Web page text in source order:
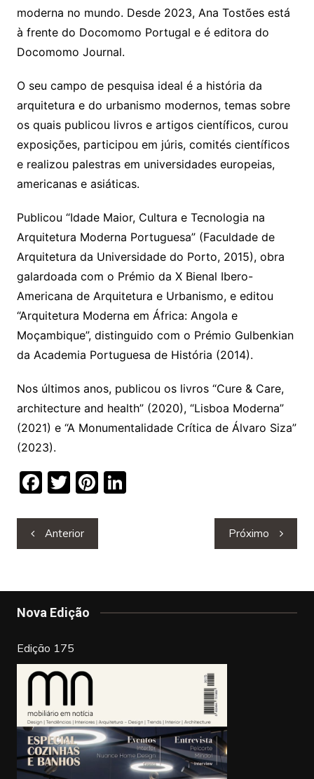
moderna no mundo. Desde 2023, Ana Tostões está
à frente do Docomomo Portugal e é editora do
Docomomo Journal.
O seu campo de pesquisa ideal é a história da
arquitetura e do urbanismo modernos, temas sobre
os quais publicou livros e artigos científicos, curou
exposições, participou em júris, comités científicos
e realizou palestras em universidades europeias,
americanas e asiáticas.
Publicou “Idade Maior, Cultura e Tecnologia na
Arquitetura Moderna Portuguesa” (Faculdade de
Arquitetura da Universidade do Porto, 2015), obra
galardoada com o Prémio da X Bienal Ibero-
Americana de Arquitetura e Urbanismo, e editou
“Arquitetura Moderna em África: Angola e
Moçambique”, distinguido com o Prémio Gulbenkian
da Academia Portuguesa de História (2014).
Nos últimos anos, publicou os livros “Cure & Care,
architecture and health” (2020), “Lisboa Moderna”
(2021) e “A Monumentalidade Crítica de Álvaro Siza”
(2023).
F
c
e
o
o
k
T
itt
er
Pi
er
e
Li
n
Navegação
de
Anterior Próximo
Nova Edição
Edição 175